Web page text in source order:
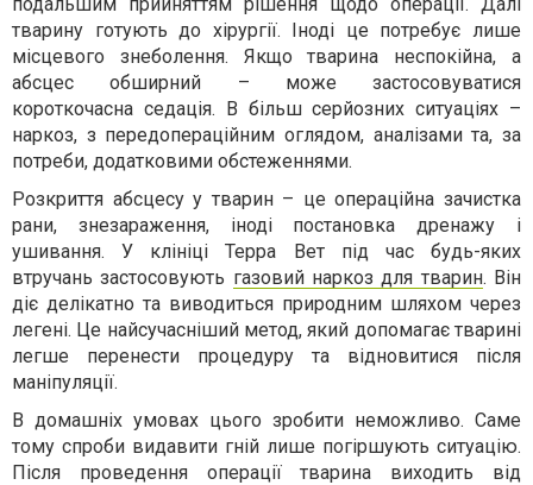
тварину готують до хірургії. Іноді це потребує лише
місцевого знеболення. Якщо тварина неспокійна, а
абсцес обширний – може застосовуватися
короткочасна седація. В більш серйозних ситуаціях –
наркоз, з передопераційним оглядом, аналізами та, за
потреби, додатковими обстеженнями.
Розкриття абсцесу у тварин – це операційна зачистка
рани, знезараження, іноді постановка дренажу і
ушивання. У клініці Терра Вет під час будь-яких
втручань застосовують газовий наркоз для тварин. Він
діє делікатно та виводиться природним шляхом через
легені. Це найсучасніший метод, який допомагає тварині
легше перенести процедуру та відновитися після
маніпуляції.
В домашніх умовах цього зробити неможливо. Саме
тому спроби видавити гній лише погіршують ситуацію.
Після проведення операції тварина виходить від